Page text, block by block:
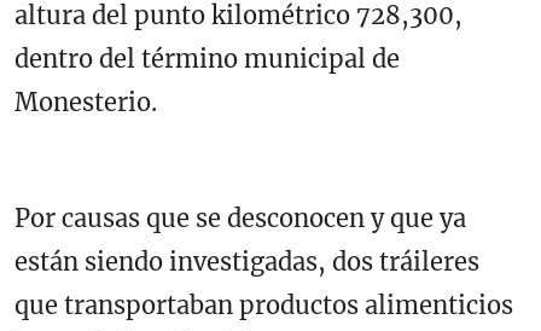
altura del punto kilométrico 728,300,
dentro del término municipal de
Monesterio.
Por causas que se desconocen y que ya
están siendo investigadas, dos tráileres
que transportaban productos alimenticios